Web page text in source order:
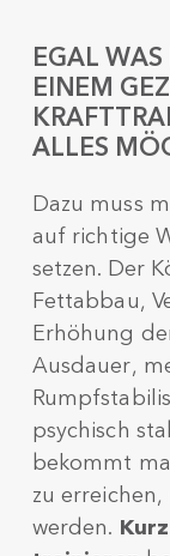
EGAL
EINEM
ALLES
Dazu muss
auf richtige
setzen. Der
Fettabbau,
Erhöhung
Ausdauer,
psychisch
bekommt
zu
werden.